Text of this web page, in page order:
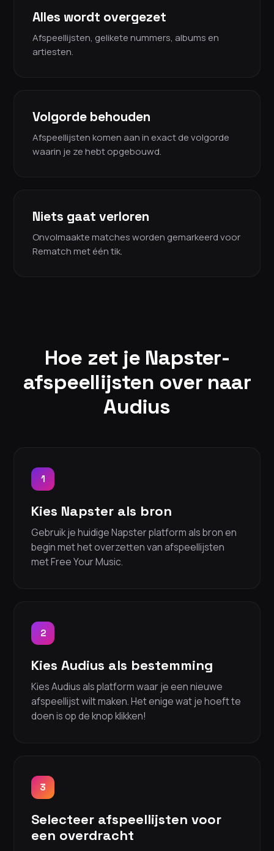
Alles wordt overgezet
Afspeellijsten, gelikete nummers, albums en
artiesten.
Volgorde behouden
Afspeellijsten komen aan in exact de volgorde
waarin je ze hebt opgebouwd.
Niets gaat verloren
Onvolmaakte matches worden gemarkeerd voor
Rematch met één tik.
Hoe zet je Napster-
afspeellijsten over naar
Audius
1
Kies Napster als bron
Gebruik je huidige Napster platform als bron en
begin met het overzetten van afspeellijsten
met Free Your Music.
2
Kies Audius als bestemming
Kies Audius als platform waar je een nieuwe
afspeellijst wilt maken. Het enige wat je hoeft te
doen is op de knop klikken!
3
Selecteer afspeellijsten voor
een overdracht